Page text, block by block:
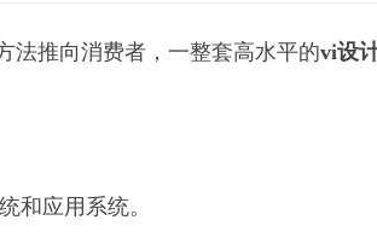
法推向消费者，一整套高水平的vi设
和应用系统。